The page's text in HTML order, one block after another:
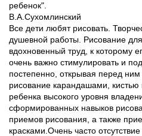
ребенок".
В.А.Сухомлинский
Все дети любят рисовать.
душевной работы. Рисование
вдохновенный труд, к которому
очень важно стимулировать и
постепенно, открывая перед
рисование карандашами, кистью
ребенка высокого уровня
сформированных навыков
приемов рисования, а также
красками.Очень часто